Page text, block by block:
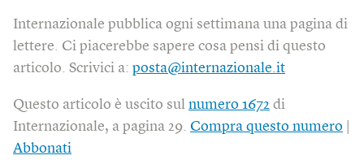
Internazionale pubblica ogni settimana una pagina di
lettere. Ci piacerebbe sapere cosa pensi di questo
articolo. Scrivici a: posta@internazionale.it
Questo articolo è uscito sul numero 1672 di
Internazionale, a pagina 29. Compra questo numero
Abbonati